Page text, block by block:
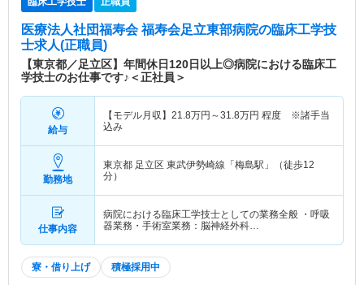
医療法人社団福寿会 福寿会足立東部病院の臨床工学技
士求人(正職員)
【東京都／足立区】年間休日120日以上◎病院における臨床工
学技士のお仕事です♪＜正社員＞
給与
【モデル月収】 21.8万円～31.8万円 程度 ※諸手当
込み
勤務地
東京都 足立区 東武伊勢崎線「梅島駅」（徒歩12
分）
仕事内容
病院における臨床工学技士としての業務全般 ・呼吸
器業務・手術室業務：脳神経外科…
寮・借り上げ 積極採用中